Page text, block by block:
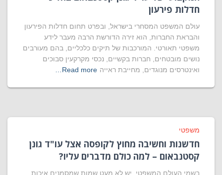
חדלות פירעון
עולם המשפט המסחרי בישראל, ובפרט תחום חדלות הפירעון
והבראת החברות, הוא זירה הדורשת הרבה מעבר לידע
משפטי תאורטי. המורכבות של תיקים כלכליים, בהם מעורבים
נושים מובטחים, חברות בקשיים, נכסי מקרקעין סבוכים
ואינטרסים מנוגדים, מחייבת ראייה Read more…
משפטי
חדשנות וחשיבה מחוץ לקופסה אצל עו"ד גונן
קסטנבאום – למה כולם מדברים עליו?
בשמי העולם המשפטי, יש לא מעט שמות שמסמנים איכות